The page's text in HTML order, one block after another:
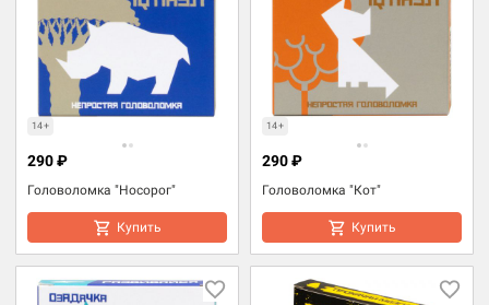
14+
Головоломка "Носорог"
290 ₽
Купить
14+
Головоломка "Кот"
290 ₽
Купить